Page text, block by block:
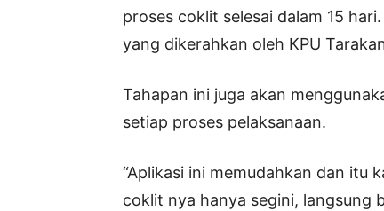
proses coklit selesai dalam 15
yang dikerahkan oleh KPU
Tahapan ini juga akan
setiap proses pelaksanaan.
“Aplikasi ini memudahkan dan itu
coklit nya hanya segini, langsung